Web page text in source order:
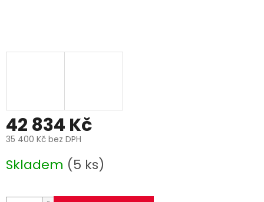
42 834 Kč
35 400 Kč bez DPH
cena:
Skladem (5 ks)